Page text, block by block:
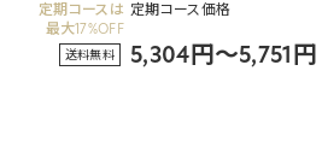
定期コースは
最大17%OFF
定期コース価格
送料無料 5,304円～5,751円